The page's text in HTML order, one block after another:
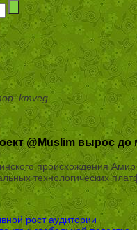
kmveg
@Muslim вырос
происхождения
технологических
рост аудитории